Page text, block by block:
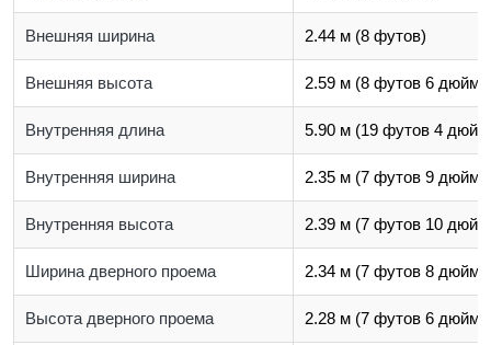
Внешняя ширина 2.44 м (8 футов)
Внешняя высота 2.59 м (8 футов 6
Внутренняя длина 5.90 м (19 футов 4
Внутренняя ширина 2.35 м (7 футов 9
Внутренняя высота 2.39 м (7 футов 10
Ширина дверного проема 2.34 м (7 футов 8
Высота дверного проема 2.28 м (7 футов 6